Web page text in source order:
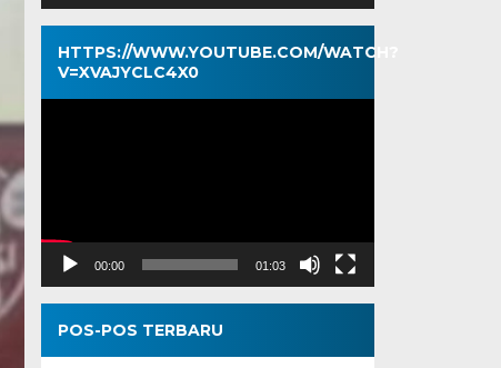
HTTPS://WWW.YOUTUBE.COM/WATCH?
V=XVAJYCLC4X0
Pemutar
00:00 01:03
POS-POS TERBARU